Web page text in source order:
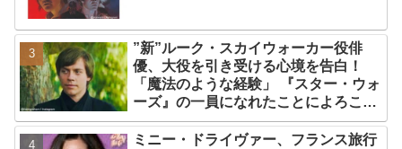
”新”ルーク・スカイウォーカー役俳
優、大役を引き受ける心境を告白！
「魔法のような経験」 『スター・ウォ
ーズ』の一員になれたことによろこび
爆発
ミニー・ドライヴァー、フランス旅行